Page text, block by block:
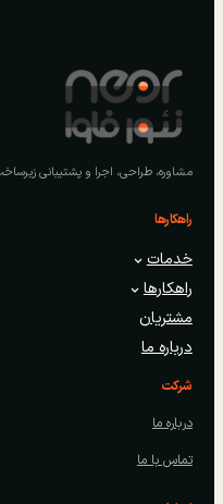
مشاوره، طراحی، اجرا و پشتیبانی
راهکارها
خدمات
راهکارها
مشتریان
درباره ما
شرکت
درباره ما
تماس با ما